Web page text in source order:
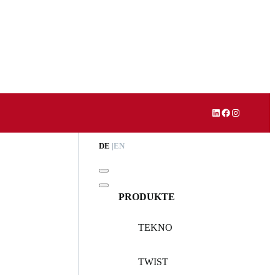
LinkedIn
Facebook
Instagram
DE EN
PRODUKTE
TEKNO
TWIST